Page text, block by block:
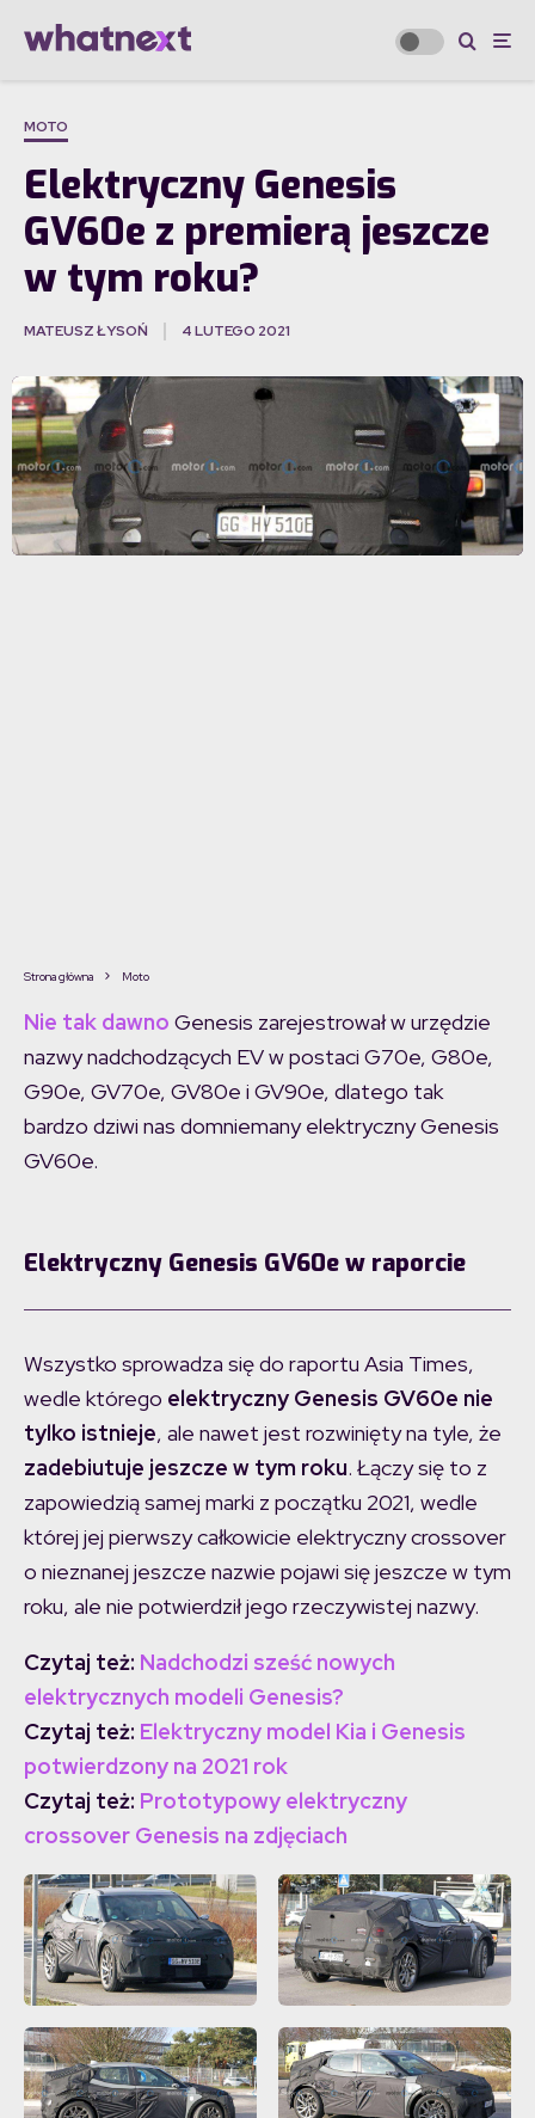
MOTO
Elektryczny Genesis
GV60e z premierą jeszcze
w tym roku?
MATEUSZ ŁYSOŃ 4 LUTEGO 2021
Strona główna Moto
Nie tak dawno Genesis zarejestrował w urzędzie
nazwy nadchodzących EV w postaci G70e, G80e,
G90e, GV70e, GV80e i GV90e, dlatego tak
bardzo dziwi nas domniemany elektryczny Genesis
GV60e.
Elektryczny Genesis GV60e w raporcie
Wszystko sprowadza się do raportu Asia Times,
wedle którego elektryczny Genesis GV60e nie
tylko istnieje, ale nawet jest rozwinięty na tyle, że
zadebiutuje jeszcze w tym roku. Łączy się to z
zapowiedzią samej marki z początku 2021, wedle
której jej pierwszy całkowicie elektryczny crossover
o nieznanej jeszcze nazwie pojawi się jeszcze w tym
roku, ale nie potwierdził jego rzeczywistej nazwy.
Czytaj też: Nadchodzi sześć nowych
elektrycznych modeli Genesis?
Czytaj też: Elektryczny model Kia i Genesis
potwierdzony na 2021 rok
Czytaj też: Prototypowy elektryczny
crossover Genesis na zdjęciach
Elektryczny Genesis w